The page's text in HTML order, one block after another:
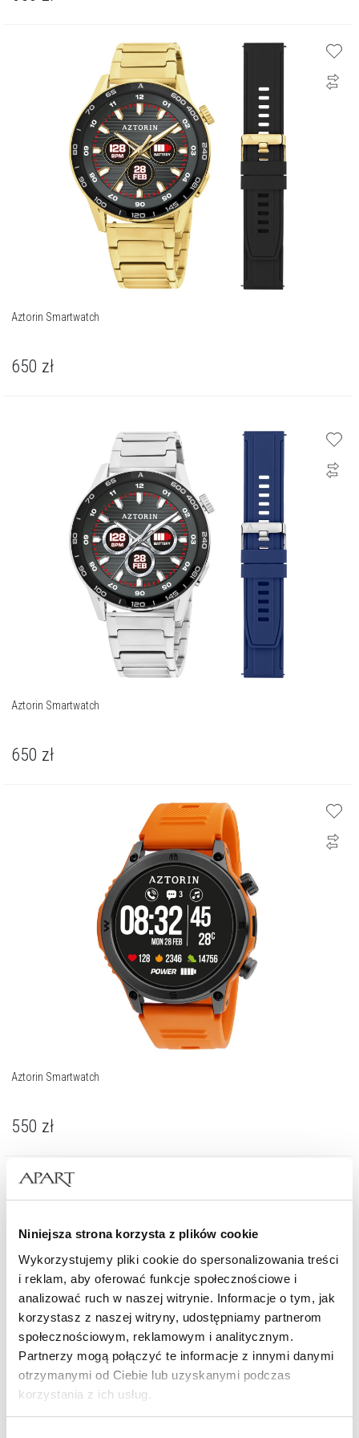
Niniejsza strona korzysta z plików cookie
Wykorzystujemy pliki cookie do spersonalizowania treści
i reklam, aby oferować funkcje społecznościowe i
analizować ruch w naszej witrynie. Informacje o tym, jak
korzystasz z naszej witryny, udostępniamy partnerom
społecznościowym, reklamowym i analitycznym.
Partnerzy mogą połączyć te informacje z innymi danymi
otrzymanymi od Ciebie lub uzyskanymi podczas
korzystania z ich usług.
Aztorin Smartwatch
650 zł
Aztorin Smartwatch
650 zł
Aztorin Smartwatch
550 zł